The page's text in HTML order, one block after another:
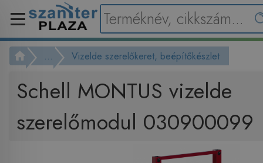
... Vizelde szerelőkeret, beépítőkészlet
Schell MONTUS vizelde
szerelőmodul 030900099